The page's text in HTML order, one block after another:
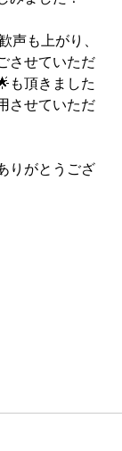
声も上がり、
させていただ
も頂きました
させていただ
りがとうござ